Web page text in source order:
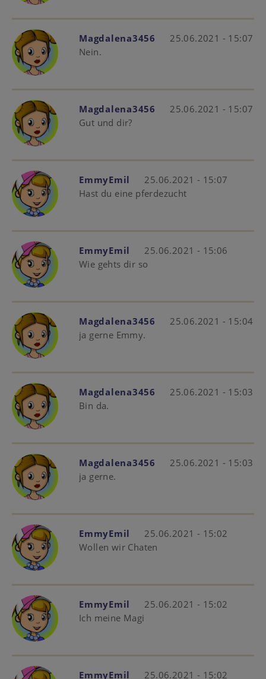
Magdalena3456
25.06.2021 - 15:07
Nein.
Magdalena3456
25.06.2021 - 15:07
Gut und dir?
EmmyEmil
25.06.2021 - 15:07
Hast du eine pferdezucht
EmmyEmil
25.06.2021 - 15:06
Wie gehts dir so
Magdalena3456
25.06.2021 - 15:04
ja gerne Emmy.
Magdalena3456
25.06.2021 - 15:03
Bin da.
Magdalena3456
25.06.2021 - 15:03
ja gerne.
EmmyEmil
25.06.2021 - 15:02
Wollen wir Chaten
EmmyEmil
25.06.2021 - 15:02
Ich meine Magi
EmmyEmil
25.06.2021 - 15:02